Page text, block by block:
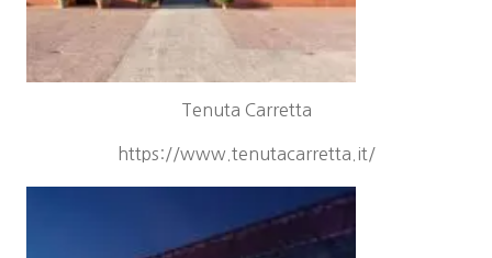
Tenuta Carretta
https://www.tenutacarretta.it/